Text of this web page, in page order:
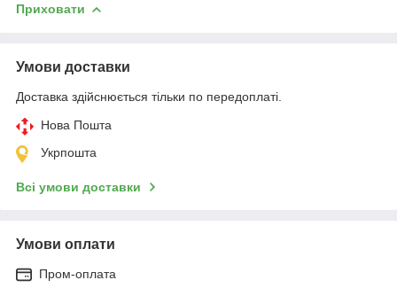
Приховати
Умови доставки
Доставка здійснюється тільки по передоплаті.
Нова Пошта
Укрпошта
Всі умови доставки
Умови оплати
Пром-оплата